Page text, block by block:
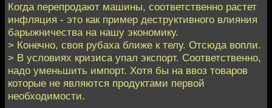
Когда перепродают машины, соответственно растет
инфляция - это как пример деструктивного влияния
барыжничества на нашу экономику.
> Конечно, своя рубаха ближе к телу. Отсюда вопли.
> В условиях кризиса упал экспорт. Соответственно,
надо уменьшить импорт. Хотя бы на ввоз товаров
которые не являются продуктами первой
необходимости.